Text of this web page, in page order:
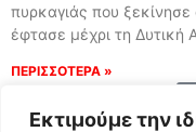
Εκτιμούμε την
πυρκαγιάς που ξεκίνησε
έφτασε μέχρι τη Δυτική
ΠΕΡΙΣΣΟΤΕΡΑ »